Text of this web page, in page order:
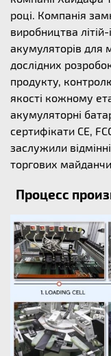
році. Компанія
виробництва
акумуляторів для
дослідних
продукту,
якості кожному
акумуляторні
сертифікати CE,
заслужили
торгових
Процесс